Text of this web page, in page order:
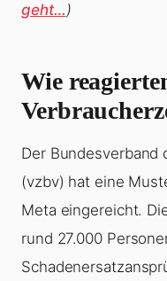
geht…)
Wie
Der Bundesverband
(vzbv) hat eine
Meta eingereicht.
rund 27.000